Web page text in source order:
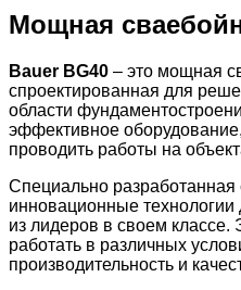
Мощная
Bauer BG40 – это мощная
спроектированная для
области
эффективное
проводить работы на
Специально разработанная
инновационные технологии
из лидеров в своем
работать в различных
производительность и